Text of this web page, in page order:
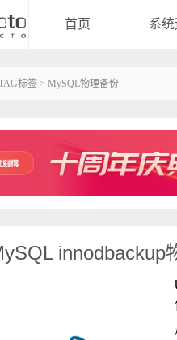
首页 系
标签 > MySQL物理备份
innodbackup